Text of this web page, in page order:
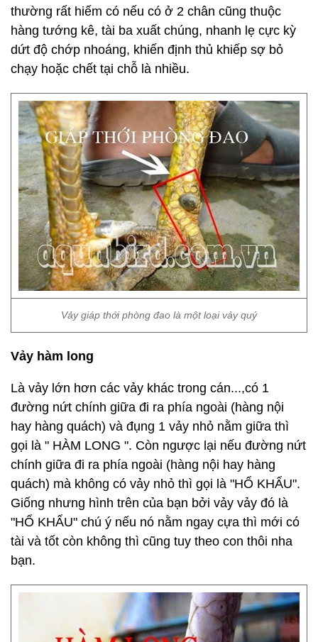
thường rất hiếm có nếu có ở 2 chân cũng thuộc
hàng tướng kê, tài ba xuất chúng, nhanh lẹ cực kỳ
dứt độ chớp nhoáng, khiến định thủ khiếp sợ bỏ
chạy hoặc chết tại chỗ là nhiều.
Vảy giáp thới phòng đao là một loại vảy quý
Vảy hàm long
Là vảy lớn hơn các vảy khác trong cán...,có 1
đường nứt chính giữa đi ra phía ngoài (hàng nội
hay hàng quách) và đụng 1 vảy nhỏ nằm giữa thì
gọi là " HÀM LONG ". Còn ngược lại nếu đường nứt
chính giữa đi ra phía ngoài (hàng nội hay hàng
quách) mà không có vảy nhỏ thì gọi là "HỔ KHẨU".
Giống nhưng hình trên của bạn bởi vảy vảy đó là
"HỔ KHẨU" chú ý nếu nó nằm ngay cựa thì mới có
tài và tốt còn không thì cũng tuy theo con thôi nha
bạn.